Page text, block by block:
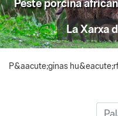
Peste porcina
La Xarxa
P&aacute;ginas